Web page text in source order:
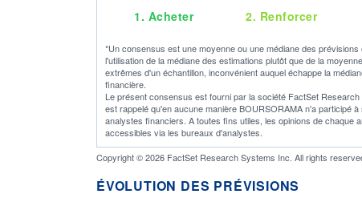
1. Acheter 2. Renforcer
*Un consensus est une moyenne ou une médiane des
l'utilisation de la médiane des estimations plutôt que de la
extrêmes d'un échantillon, inconvénient auquel échappe la
financière.
Le présent consensus est fourni par la société FactSet
est rappelé qu'en aucune manière BOURSORAMA n'a participé
analystes financiers. A toutes fins utiles, les opinions de chaque
accessibles via les bureaux d'analystes.
Copyright © 2026 FactSet Research Systems Inc. All rights
ÉVOLUTION DES PRÉVISIONS